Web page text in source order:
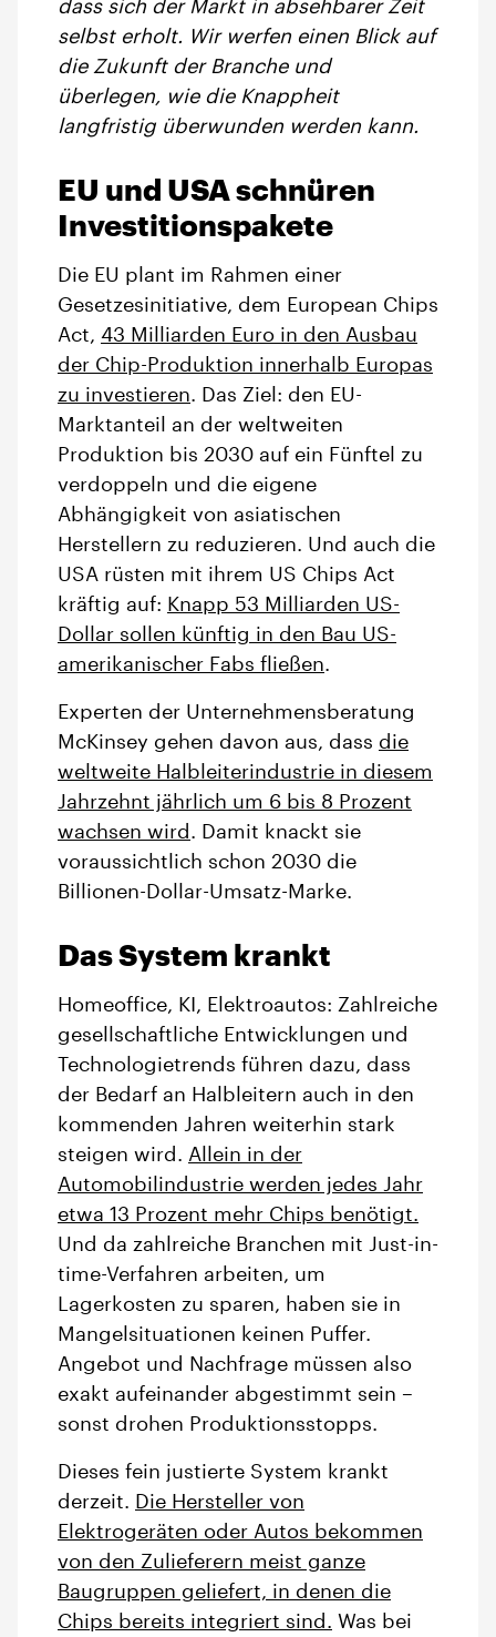
dass sich der Markt in absehbarer Zeit
selbst erholt. Wir werfen einen Blick auf
die Zukunft der Branche und
überlegen, wie die Knappheit
langfristig überwunden werden kann.
EU und USA schnüren
Investitionspakete
Die EU plant im Rahmen einer
Gesetzesinitiative, dem European Chips
Act, 43 Milliarden Euro in den Ausbau
der Chip-Produktion innerhalb Europas
zu investieren. Das Ziel: den EU-
Marktanteil an der weltweiten
Produktion bis 2030 auf ein Fünftel zu
verdoppeln und die eigene
Abhängigkeit von asiatischen
Herstellern zu reduzieren. Und auch die
USA rüsten mit ihrem US Chips Act
kräftig auf: Knapp 53 Milliarden US-
Dollar sollen künftig in den Bau US-
amerikanischer Fabs fließen.
Experten der Unternehmensberatung
McKinsey gehen davon aus, dass die
weltweite Halbleiterindustrie in diesem
Jahrzehnt jährlich um 6 bis 8 Prozent
wachsen wird . Damit knackt sie
voraussichtlich schon 2030 die
Billionen-Dollar-Umsatz-Marke.
Das System krankt
Homeoffice, KI, Elektroautos: Zahlreiche
gesellschaftliche Entwicklungen und
Technologietrends führen dazu, dass
der Bedarf an Halbleitern auch in den
kommenden Jahren weiterhin stark
steigen wird. Allein in der
Automobilindustrie werden jedes Jahr
etwa 13 Prozent mehr Chips benötigt.
Und da zahlreiche Branchen mit Just-in-
time-Verfahren arbeiten, um
Lagerkosten zu sparen, haben sie in
Mangelsituationen keinen Puffer.
Angebot und Nachfrage müssen also
exakt aufeinander abgestimmt sein –
sonst drohen Produktionsstopps.
Dieses fein justierte System krankt
derzeit.
Die Hersteller von
Elektrogeräten oder Autos bekommen
von den Zulieferern meist ganze
Baugruppen geliefert, in denen die
Chips bereits integriert sind. Was bei